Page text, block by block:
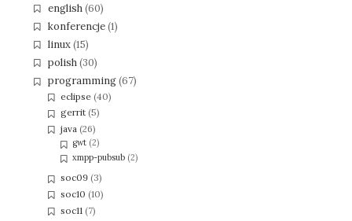
english(60)
konferencje(1)
linux(15)
polish(30)
programming(67)
eclipse (40)
gerrit (5)
java (26)
gwt(2)
xmpp-pubsub(2)
soc09 (3)
soc10 (10)
soc11 (7)